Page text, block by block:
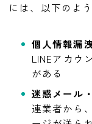
には、以下のよ
個人情報漏
LINEアカウ
がある
迷惑メール
連業者から